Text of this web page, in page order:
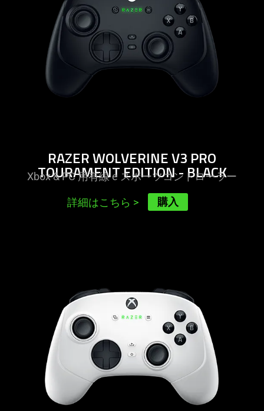
v3
tourament
edition
-
RAZER WOLVERINE V3 PRO
TOURAMENT EDITION - BLACK
Xbox & PC 用有線 e スポーツコントローラー
詳細はこちら > 購入
razer
wolverine
v3
tourament
edition
-